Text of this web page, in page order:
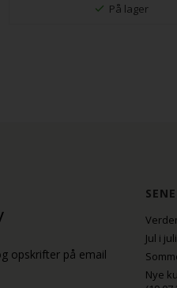
På lager
opskrifter på email
Jul i
Nye